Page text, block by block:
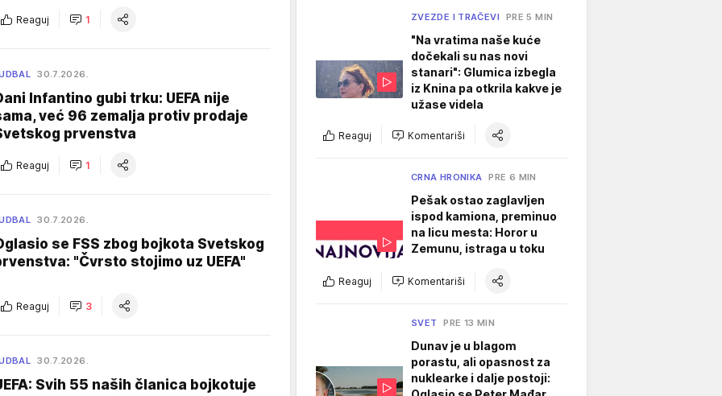
Reaguj 1
30.7.2026.
Infantino gubi trku: UEFA nije
već 96 zemalja protiv prodaje
prvenstva
Reaguj 1
30.7.2026.
se FSS zbog bojkota Svetskog
"Čvrsto stojimo uz UEFA"
Reaguj 3
30.7.2026.
Svih 55 naših članica bojkotuje
ZVEZDE I TRAČEVI PRE 5 MIN
"Na vratima naše kuće
dočekali su nas novi
stanari": Glumica izbegla
iz Knina pa otkrila kakve je
užase videla
Reaguj Komentariši
CRNA HRONIKA PRE 6 MIN
Pešak ostao zaglavljen
ispod kamiona, preminuo
na licu mesta: Horor u
Zemunu, istraga u toku
Reaguj Komentariši
SVET PRE 13 MIN
Dunav je u blagom
porastu, ali opasnost za
nuklearke i dalje postoji: